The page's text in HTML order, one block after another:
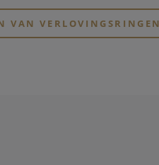
een schitterende
VAN